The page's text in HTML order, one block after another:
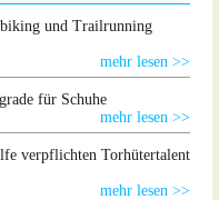
und Trailrunning
mehr lesen >>
für Schuhe
mehr lesen >>
verpflichten Torhütertalent
mehr lesen >>